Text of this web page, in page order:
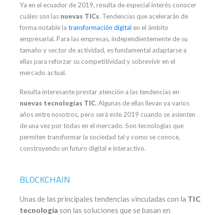
Ya en el ecuador de 2019, resulta de especial interés conocer
cuáles son las nuevas TICs. Tendencias que acelerarán de
forma notable la transformación digital en el ámbito
empresarial. Para las empresas, independientemente de su
tamaño y sector de actividad, es fundamental adaptarse a
ellas para reforzar su competitividad y sobrevivir en el
mercado actual.
Resulta interesante prestar atención a las tendencias en
nuevas tecnologías TIC. Algunas de ellas llevan ya varios
años entre nosotros, pero será este 2019 cuando se asienten
de una vez por todas en el mercado. Son tecnologías que
permiten transformar la sociedad tal y como se conoce,
construyendo un futuro digital e interactivo.
BLOCKCHAIN
Unas de las principales tendencias vinculadas con la TIC
tecnologíason las soluciones que se basan en